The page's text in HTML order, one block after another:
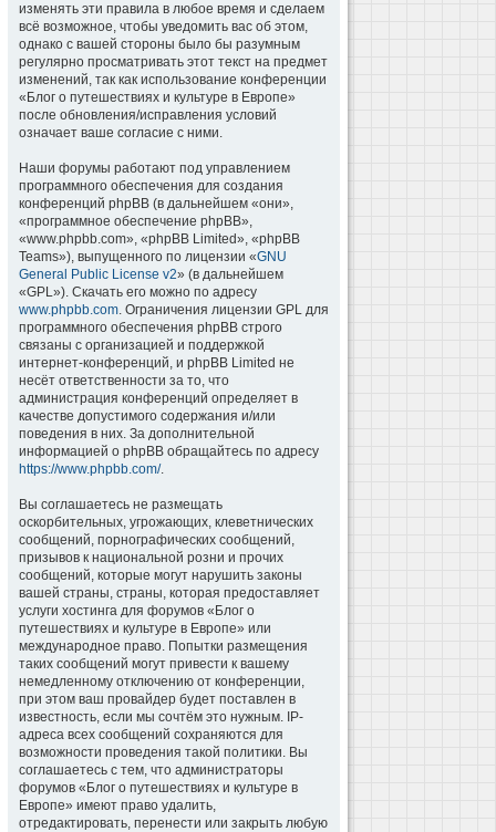
изменять эти правила в любое время и сделаем
всё возможное, чтобы уведомить вас об этом,
однако с вашей стороны было бы разумным
регулярно просматривать этот текст на предмет
изменений, так как использование конференции
«Блог о путешествиях и культуре в Европе»
после обновления/исправления условий
означает ваше согласие с ними.
Наши форумы работают под управлением
программного обеспечения для создания
конференций phpBB (в дальнейшем «они»,
«программное обеспечение phpBB»,
«www.phpbb.com», «phpBB Limited», «phpBB
Teams»), выпущенного по лицензии «GNU
General Public License v2» (в дальнейшем
«GPL»). Скачать его можно по адресу
www.phpbb.com. Ограничения лицензии GPL для
программного обеспечения phpBB строго
связаны с организацией и поддержкой
интернет-конференций, и phpBB Limited не
несёт ответственности за то, что
администрация конференций определяет в
качестве допустимого содержания и/или
поведения в них. За дополнительной
информацией о phpBB обращайтесь по адресу
https://www.phpbb.com/.
Вы соглашаетесь не размещать
оскорбительных, угрожающих, клеветнических
сообщений, порнографических сообщений,
призывов к национальной розни и прочих
сообщений, которые могут нарушить законы
вашей страны, страны, которая предоставляет
услуги хостинга для форумов «Блог о
путешествиях и культуре в Европе» или
международное право. Попытки размещения
таких сообщений могут привести к вашему
немедленному отключению от конференции,
при этом ваш провайдер будет поставлен в
известность, если мы сочтём это нужным. IP-
адреса всех сообщений сохраняются для
возможности проведения такой политики. Вы
соглашаетесь с тем, что администраторы
форумов «Блог о путешествиях и культуре в
Европе» имеют право удалить,
отредактировать, перенести или закрыть любую